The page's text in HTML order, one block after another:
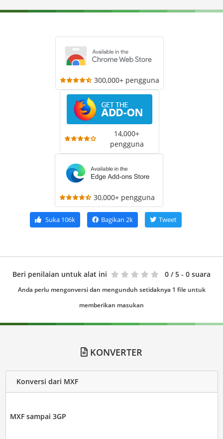
300,000+ pengguna
14,000+
pengguna
30,000+ pengguna
Suka106k Bagikan 2k Tweet
Beri penilaian untuk alat ini 0 / 5 - 0 suara
Anda perlu mengonversi dan mengunduh setidaknya 1 file untuk
memberikan masukan
KONVERTER
Konversi dari MXF
MXF sampai 3GP